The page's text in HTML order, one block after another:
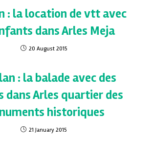
: la location de vtt avec
dans Arles Meja
20 August 2015
: la balade avec des
dans Arles quartier des
historiques
21 January 2015